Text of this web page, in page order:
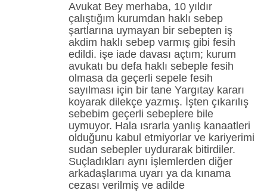
Avukat Bey merhaba, 10 yıldır
çalıştığım kurumdan haklı sebep
şartlarına uymayan bir sebepten iş
akdim haklı sebep varmış gibi fesih
edildi. işe iade davası açtım; kurum
avukatı bu defa haklı sebeple fesih
olmasa da geçerli sepele fesih
sayılması için bir tane Yargıtay kararı
koyarak dilekçe yazmış. İşten çıkarılış
sebebim geçerli sebeplere bile
uymuyor. Hala ısrarla yanlış kanaatleri
olduğunu kabul etmiyorlar ve kariyerimi
sudan sebepler uydurarak bitirdiler.
Suçladıkları aynı işlemlerden diğer
arkadaşlarıma uyarı ya da kınama
cezası verilmiş ve adilde